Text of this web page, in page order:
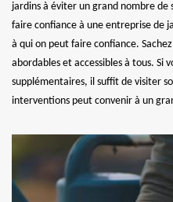
jardins à éviter un grand nombre de
faire confiance à une entreprise de
à qui on peut faire confiance.
abordables et accessibles à tous. Si
supplémentaires, il suffit de visiter
interventions peut convenir à un